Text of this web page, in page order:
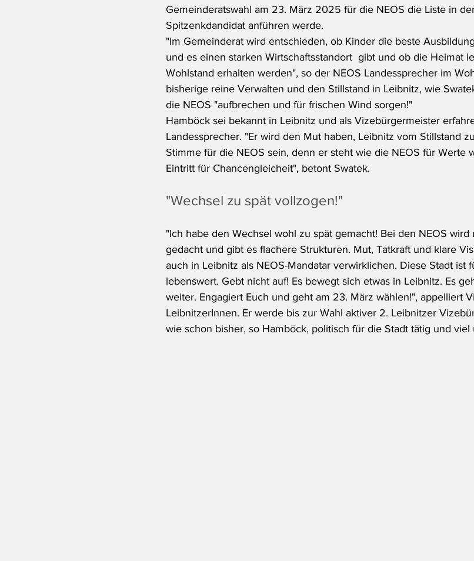
Gemeinderatswahl am 23. März 2025 für die NEOS die Liste in
Spitzenkdandidat anführen werde.
"Im Gemeinderat wird entschieden, ob Kinder die beste
und es einen starken Wirtschaftsstandort  gibt und ob die Heimat
Wohlstand erhalten werden", so der NEOS Landessprecher im
bisherige reine Verwalten und den Stillstand in Leibnitz, wie
die NEOS "aufbrechen und für frischen Wind sorgen!"
Hamböck sei bekannt in Leibnitz und als Vizebürgermeister
Landessprecher. "Er wird den Mut haben, Leibnitz vom Stillstand
Stimme für die NEOS sein, denn er steht wie die NEOS für Werte
Eintritt für Chancengleicheit", betont Swatek.
"Wechsel zu spät vollzogen!"
"Ich habe den Wechsel wohl zu spät gemacht! Bei den NEOS
gedacht und gibt es flachere Strukturen. Mut, Tatkraft und klare
auch in Leibnitz als NEOS-Mandatar verwirklichen. Diese Stadt ist
lebenswert. Gebt nicht auf! Es bewegt sich etwas in Leibnitz. Es
weiter. Engagiert Euch und geht am 23. März wählen!", appelliert
LeibnitzerInnen. Er werde bis zur Wahl aktiver 2. Leibnitzer
wie schon bisher, so Hamböck, politisch für die Stadt tätig und viel